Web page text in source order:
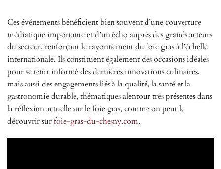
Ces événements bénéficient bien souvent d’une couverture
médiatique importante et d’un écho auprès des grands acteurs
du secteur, renforçant le rayonnement du foie gras à l’échelle
internationale. Ils constituent également des occasions idéales
pour se tenir informé des dernières innovations culinaires,
mais aussi des engagements liés à la qualité, la santé et la
gastronomie durable, thématiques alentour très présentes dans
la réflexion actuelle sur le foie gras, comme on peut le
découvrir surfoie-gras-du-chesny.com.